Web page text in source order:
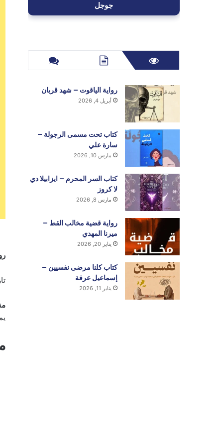
جوجل
رواية الياقوت – شهد قربان
أبريل 4, 2026
كتاب تحت مسمى الرجولة –
سارة علي
مارس 10, 2026
كتاب السر المحرم – ايزابيلا دي
لا كروز
مارس 8, 2026
رواية قضية مخالب القط –
ميرنا المهدي
يناير 20, 2026
كتاب كلنا مرضى نفسيين –
إسماعيل عرفة
يناير 11, 2026